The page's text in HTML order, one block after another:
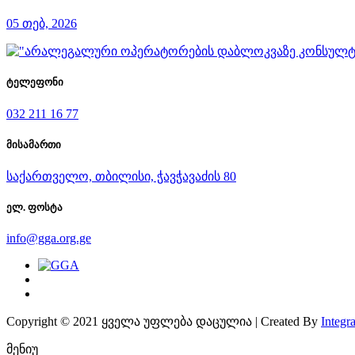
05 თებ, 2026
ტელეფონი
032 211 16 77
მისამართი
საქართველო, თბილისი, ჭავჭავაძის 80
ელ. ფოსტა
info@gga.org.ge
Copyright © 2021 ყველა უფლება დაცულია | Created By
მენიუ